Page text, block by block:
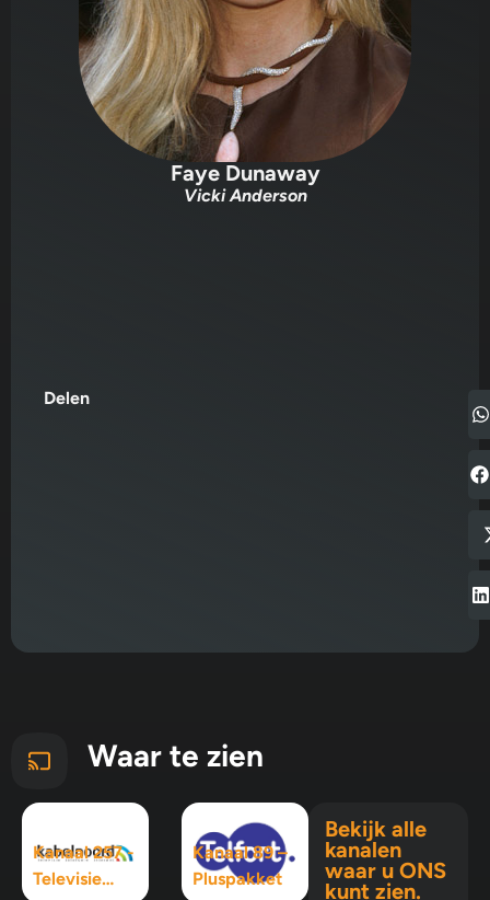
Faye Dunaway
Vicki Anderson
Delen
Waar te zien
Kanaal 257 -
Televisie
Kanaal 89 –
Pluspakket
Bekijk alle
kanalen
waar u ONS
kunt zien.